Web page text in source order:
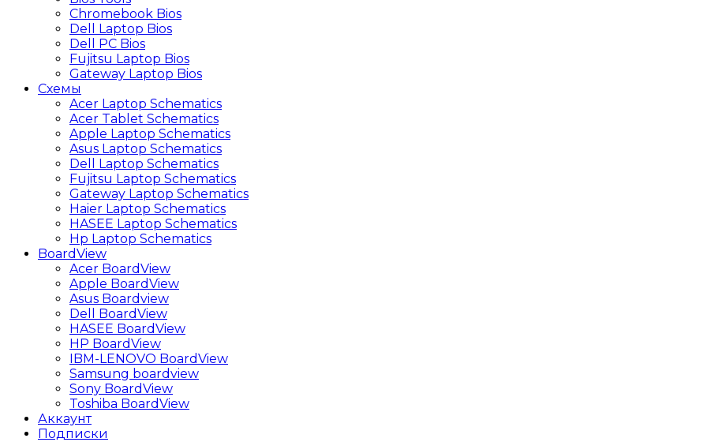
Chromebook Bios
Dell Laptop Bios
Dell PC Bios
Fujitsu Laptop Bios
Gateway Laptop Bios
Схемы
Acer Laptop Schematics
Acer Tablet Schematics
Apple Laptop Schematics
Asus Laptop Schematics
Dell Laptop Schematics
Fujitsu Laptop Schematics
Gateway Laptop Schematics
Haier Laptop Schematics
HASEE Laptop Schematics
Hp Laptop Schematics
BoardView
Acer BoardView
Apple BoardView
Asus Boardview
Dell BoardView
HASEE BoardView
HP BoardView
IBM-LENOVO BoardView
Samsung boardview
Sony BoardView
Toshiba BoardView
Аккаунт
Подписки